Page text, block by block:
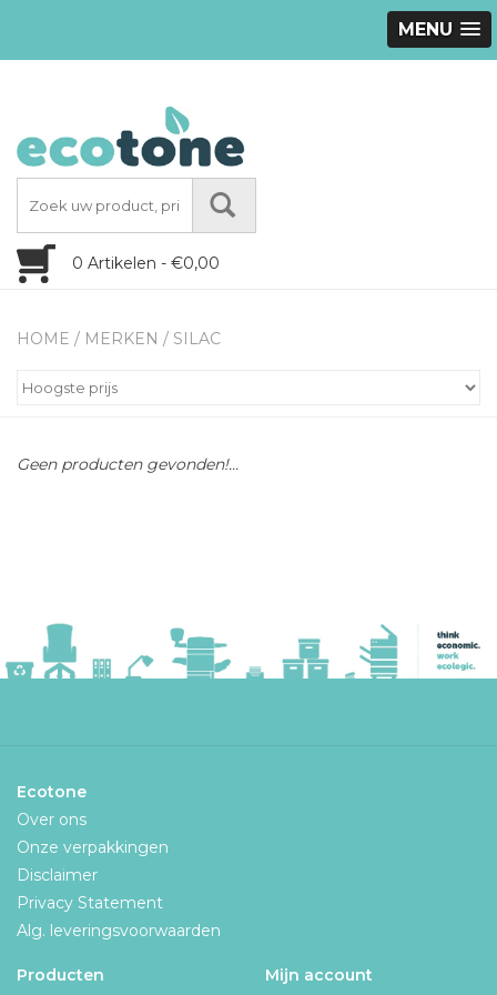
MENU
0 Artikelen - €0,00
HOME / MERKEN / SILAC
Geen producten gevonden!...
Ecotone
Over ons
Onze verpakkingen
Disclaimer
Privacy Statement
Alg. leveringsvoorwaarden
Producten
Mijn account